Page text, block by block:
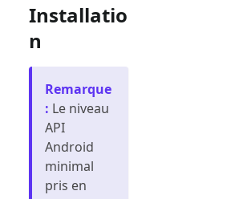
Installatio
n
Remarque
: Le niveau
API
Android
minimal
pris en